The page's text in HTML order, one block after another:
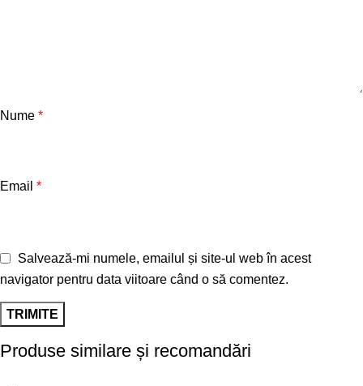
Nume *
Email *
Salvează-mi numele, emailul și site-ul web în acest
navigator pentru data viitoare când o să comentez.
Produse similare și recomandări